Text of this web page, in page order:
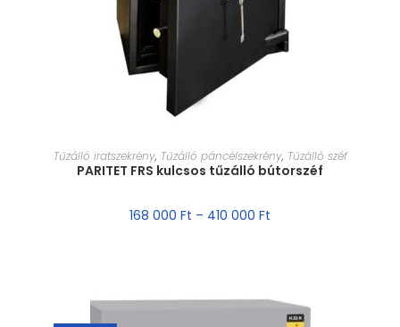
MÉRET VÁLASZTÁSA
Tűzálló iratszekrény, Tűzálló páncélszekrény, Tűzálló széf
PARITET FRS kulcsos tűzálló bútorszéf
168 000 Ft – 410 000 Ft